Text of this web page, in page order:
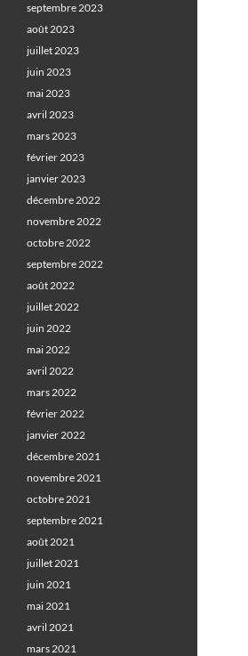
septembre 2023
août 2023
juillet 2023
juin 2023
mai 2023
avril 2023
mars 2023
février 2023
janvier 2023
décembre 2022
novembre 2022
octobre 2022
septembre 2022
août 2022
juillet 2022
juin 2022
mai 2022
avril 2022
mars 2022
février 2022
janvier 2022
décembre 2021
novembre 2021
octobre 2021
septembre 2021
août 2021
juillet 2021
juin 2021
mai 2021
avril 2021
mars 2021